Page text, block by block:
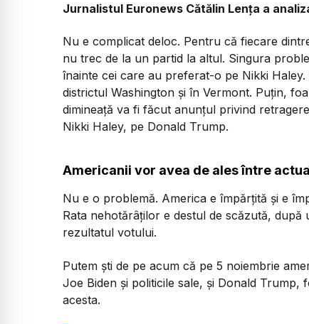
Jurnalistul Euronews Cătălin Lența a
Nu e complicat deloc. Pentru că fiecare
nu trec de la un partid la altul. Singura
înainte cei care au preferat-o pe Nikki
districtul Washington și în Vermont. Puțin,
dimineață va fi făcut anunțul privind
Nikki Haley, pe Donald Trump.
Americanii vor avea de ales între
Nu e o problemă. America e împărțită și e
Rata nehotărâților e destul de scăzută,
rezultatul votului.
Putem ști de pe acum că pe 5 noiembrie
Joe Biden și politicile sale, și Donald
acesta.